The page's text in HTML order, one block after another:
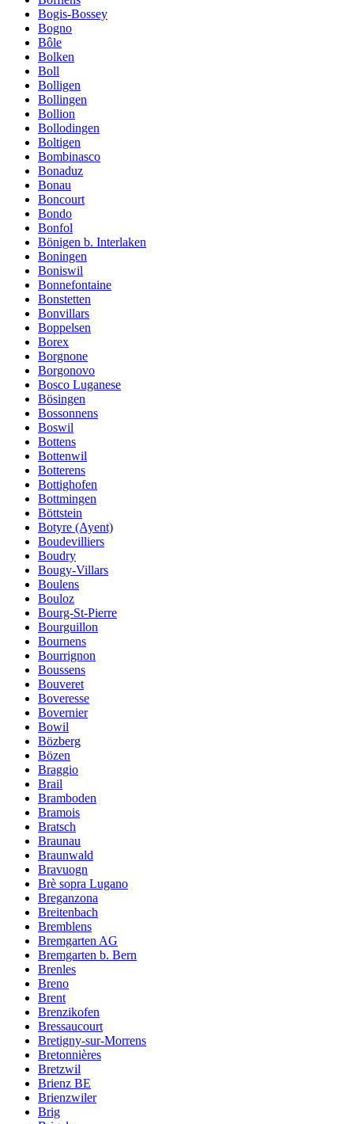
Bogis-Bossey
Bogno
Bôle
Bolken
Boll
Bolligen
Bollingen
Bollion
Bollodingen
Boltigen
Bombinasco
Bonaduz
Bonau
Boncourt
Bondo
Bonfol
Bönigen b. Interlaken
Boningen
Boniswil
Bonnefontaine
Bonstetten
Bonvillars
Boppelsen
Borex
Borgnone
Borgonovo
Bosco Luganese
Bösingen
Bossonnens
Boswil
Bottens
Bottenwil
Botterens
Bottighofen
Bottmingen
Böttstein
Botyre (Ayent)
Boudevilliers
Boudry
Bougy-Villars
Boulens
Bouloz
Bourg-St-Pierre
Bourguillon
Bournens
Bourrignon
Boussens
Bouveret
Boveresse
Bovernier
Bowil
Bözberg
Bözen
Braggio
Brail
Bramboden
Bramois
Bratsch
Braunau
Braunwald
Bravuogn
Brè sopra Lugano
Breganzona
Breitenbach
Bremblens
Bremgarten AG
Bremgarten b. Bern
Brenles
Breno
Brent
Brenzikofen
Bressaucourt
Bretigny-sur-Morrens
Bretonnières
Bretzwil
Brienz BE
Brienzwiler
Brig